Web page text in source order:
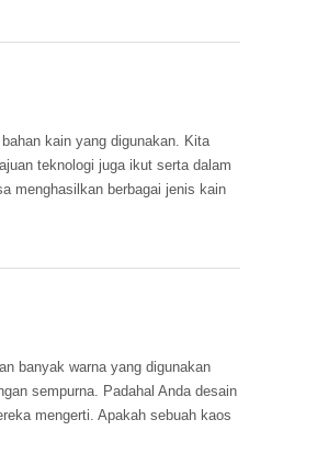
kain yang digunakan. Kita
teknologi juga ikut serta dalam
menghasilkan berbagai jenis kain
banyak warna yang digunakan
sempurna. Padahal Anda desain
mengerti. Apakah sebuah kaos